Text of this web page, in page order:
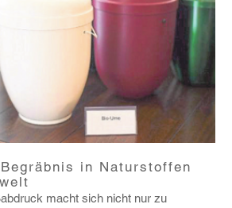
in Naturstoffen
macht sich nicht nur zu